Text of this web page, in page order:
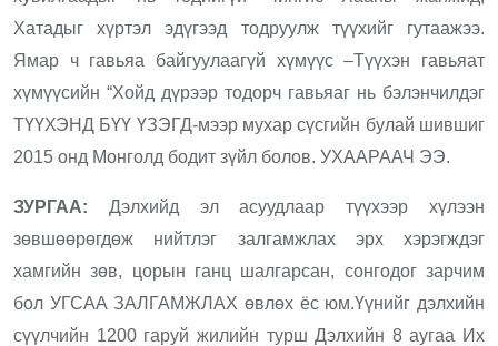
Хатадыг хүртэл эдүгээд тодруулж түүхийг гутаажээ.
Ямар ч гавьяа байгуулаагүй хүмүүс –Түүхэн гавьяат
хүмүүсийн “Хойд дүрээр тодорч гавьяаг нь бэлэнчилдэг
ТҮҮХЭНД БҮҮ ҮЗЭГД-мээр мухар сүсгийн булай шившиг
2015 онд Монголд бодит зүйл болов. УХААРААЧ ЭЭ.
ЗУРГАА: Дэлхийд эл асуудлаар түүхээр хүлээн
зөвшөөрөгдөж нийтлэг залгамжлах эрх хэрэгждэг
хамгийн зөв, цорын ганц шалгарсан, сонгодог зарчим
бол УГСАА ЗАЛГАМЖЛАХ өвлөх ёс юм.Үүнийг дэлхийн
сүүлчийн 1200 гаруй жилийн турш Дэлхийн 8 аугаа Их